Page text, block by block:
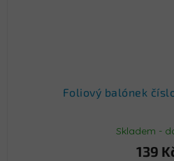
Foliový balónek
Skladem -
139